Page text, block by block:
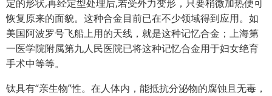
定的形状,再经定型处理后,若受外力变形，只要稍微加热便可
恢复原来的面貌。这种合金目前已在不少领域得到应用。如
美国阿波罗号飞船上用的天线，就是这种记忆合金；上海第
一医学院附属第九人民医院已将这种记忆合金用于妇女绝育
手术中等等。
钛具有“亲生物”性。在人体内，能抵抗分泌物的腐蚀且无毒，